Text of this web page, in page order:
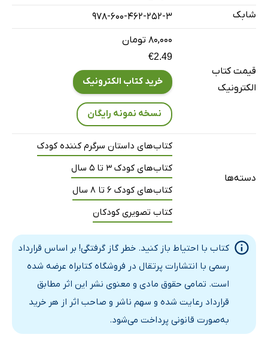
شابک
978-600-462-252-3
قیمت کتاب
الکترونیک
۸۰,۰۰۰ تومان
€2.49
خرید کتاب الکترونیک
نسخه نمونه رایگان
دسته‌ها
کتاب‌های داستان سرگرم کننده کودک
کتاب‌های کودک 3 تا 5 سال
کتاب‌های کودک 6 تا 8 سال
کتاب تصویری کودکان
کتاب با احتیاط باز کنید. خطر گاز گرفتگی! بر اساس قرارداد
رسمی با انتشارات پرتقال در فروشگاه کتابراه عرضه شده
است. تمامی حقوق مادی و معنوی نشر این اثر مطابق
قرارداد رعایت شده و سهم ناشر و صاحب اثر از هر خرید
به‌صورت قانونی پرداخت می‌شود.